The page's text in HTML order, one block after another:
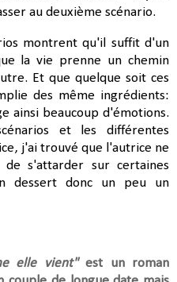
au deuxième scénario.
montrent qu'il suffit d'un
la vie prenne un chemin
Et que quelque soit ces
des même ingrédients:
ainsi beaucoup d'émotions.
et les différentes
j'ai trouvé que l'autrice ne
s'attarder sur certaines
dessert donc un peu un
elle vient"est un roman